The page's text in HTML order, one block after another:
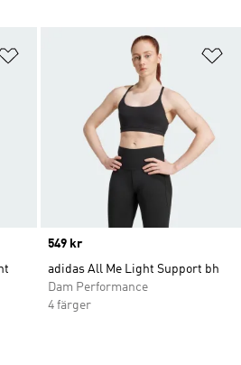
Lägg till på önskelistan
Price
549 kr
adidas All Me Light Support bh
Dam Performance
4 färger